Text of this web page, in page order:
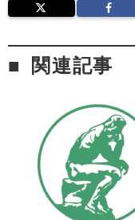
関連記事